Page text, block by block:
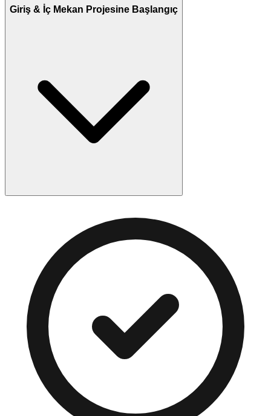
Giriş & İç Mekan Projesine Başlangıç